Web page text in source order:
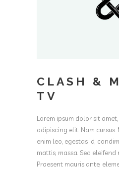
CLASH &
TV
Lorem ipsum dolor sit
adipiscing elit. Nam
enim leo, egestas id,
mattis, massa. Sed eleifend
Praesent mauris ante,